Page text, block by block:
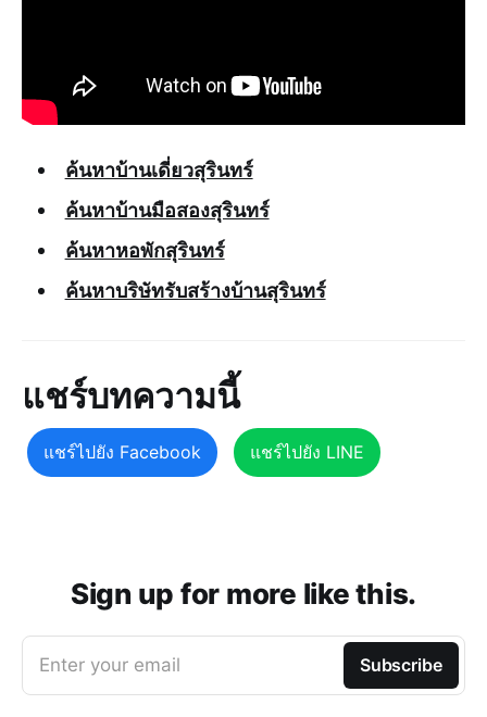
ค้นหาบ้านเดี่ยวสุรินทร์
ค้นหาบ้านมือสองสุรินทร์
ค้นหาหอพักสุรินทร์
ค้นหาบริษัทรับสร้างบ้านสุรินทร์
แชร์บทความนี้
แชร์ไปยัง Facebook แชร์ไปยัง LINE
Sign up for more like this.
Enter your email Subscribe